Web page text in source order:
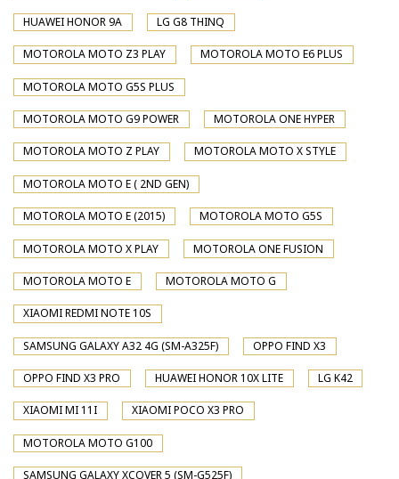
HUAWEI HONOR 9A LG G8 THINQ
MOTOROLA MOTO Z3 PLAY MOTOROLA MOTO E6 PLUS
MOTOROLA MOTO G5S PLUS
MOTOROLA MOTO G9 POWER MOTOROLA ONE HYPER
MOTOROLA MOTO Z PLAY MOTOROLA MOTO X STYLE
MOTOROLA MOTO E ( 2ND GEN)
MOTOROLA MOTO E (2015) MOTOROLA MOTO G5S
MOTOROLA MOTO X PLAY MOTOROLA ONE FUSION
MOTOROLA MOTO E MOTOROLA MOTO G
XIAOMI REDMI NOTE 10S
SAMSUNG GALAXY A32 4G (SM-A325F) OPPO FIND X3
OPPO FIND X3 PRO HUAWEI HONOR 10X LITE LG K42
XIAOMI MI 11I XIAOMI POCO X3 PRO
MOTOROLA MOTO G100
SAMSUNG GALAXY XCOVER 5 (SM-G525F)